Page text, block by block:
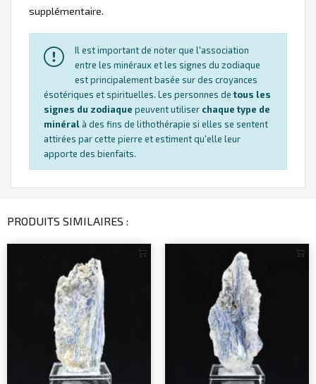
supplémentaire.
Il est important de noter que l'association
entre les minéraux et les signes du zodiaque
est principalement basée sur des croyances
ésotériques et spirituelles. Les personnes de tous les
signes du zodiaque peuvent utiliser chaque type de
minéralà des fins de lithothérapie si elles se sentent
attirées par cette pierre et estiment qu'elle leur
apporte des bienfaits.
PRODUITS SIMILAIRES :